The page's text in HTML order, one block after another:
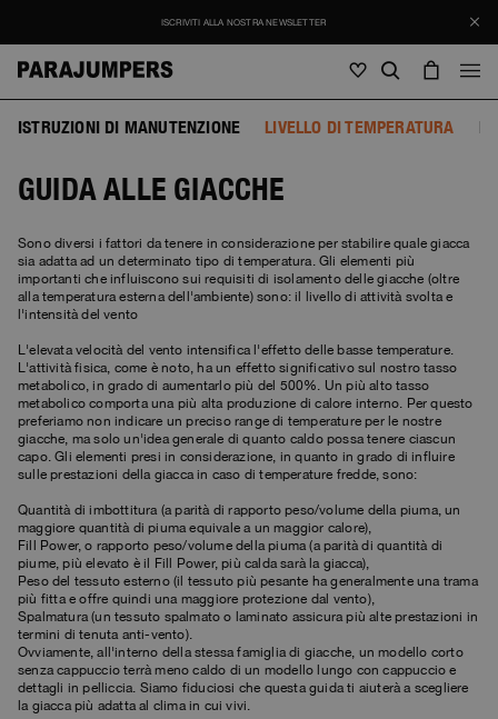
Uomo
Vedi tutto
Giacche
Hybrids
Bomber
Maglieria
Polo & T-Shirts
Felpe
Pantaloni
Overshirts
Gilet
Vedi tutto
Cappellini
Icons
Invisible Cities
Everyday Wear
Rescue
Travel
Bluemoon The Crew
Anthony Bogdan
Donna
Vedi tutto
Giacche
Piumini
Hybrids
Felpe
Top e T-shirt
Maglieria
Pantaloni
Vedi tutto
Borse & Zaini
Cappellini
Masterpiece
Icons
Invisible Cities
Everyday Wear
Rescue
Travel
Anthony Bogdan
Bambino
SALDI
Vedi tutto
Accessori
Abbigliamento
Accessori
Journal
Stories
STORIES
Saving the Pallas' cat
Voices from an Icy Coast
Login
Wishlist
Customer Service
ISCRIVITI ALLA NOSTRA NEWSLETTER
Uomo Donna Bambino
ISTRUZIONI DI MANUTENZIONE LIVELLO DI TEMPERATURA
GUIDA ALLE GIACCHE
Sono diversi i fattori da tenere in considerazione per stabilire quale giacca
sia adatta ad un determinato tipo di temperatura. Gli elementi più
importanti che influiscono sui requisiti di isolamento delle giacche (oltre
alla temperatura esterna dell'ambiente) sono: il livello di attività svolta e
l'intensità del vento
L'elevata velocità del vento intensifica l'effetto delle basse temperature.
L'attività fisica, come è noto, ha un effetto significativo sul nostro tasso
metabolico, in grado di aumentarlo più del 500%. Un più alto tasso
metabolico comporta una più alta produzione di calore interno. Per questo
preferiamo non indicare un preciso range di temperature per le nostre
giacche, ma solo un'idea generale di quanto caldo possa tenere ciascun
capo. Gli elementi presi in considerazione, in quanto in grado di influire
sulle prestazioni della giacca in caso di temperature fredde, sono:
Quantità di imbottitura (a parità di rapporto peso/volume della piuma, un
maggiore quantità di piuma equivale a un maggior calore),
Fill Power, o rapporto peso/volume della piuma (a parità di quantità di
piume, più elevato è il Fill Power, più calda sarà la giacca),
Peso del tessuto esterno (il tessuto più pesante ha generalmente una trama
più fitta e offre quindi una maggiore protezione dal vento),
Spalmatura (un tessuto spalmato o laminato assicura più alte prestazioni in
termini di tenuta anti-vento).
Ovviamente, all'interno della stessa famiglia di giacche, un modello corto
senza cappuccio terrà meno caldo di un modello lungo con cappuccio e
dettagli in pelliccia. Siamo fiduciosi che questa guida ti aiuterà a scegliere
la giacca più adatta al clima in cui vivi.